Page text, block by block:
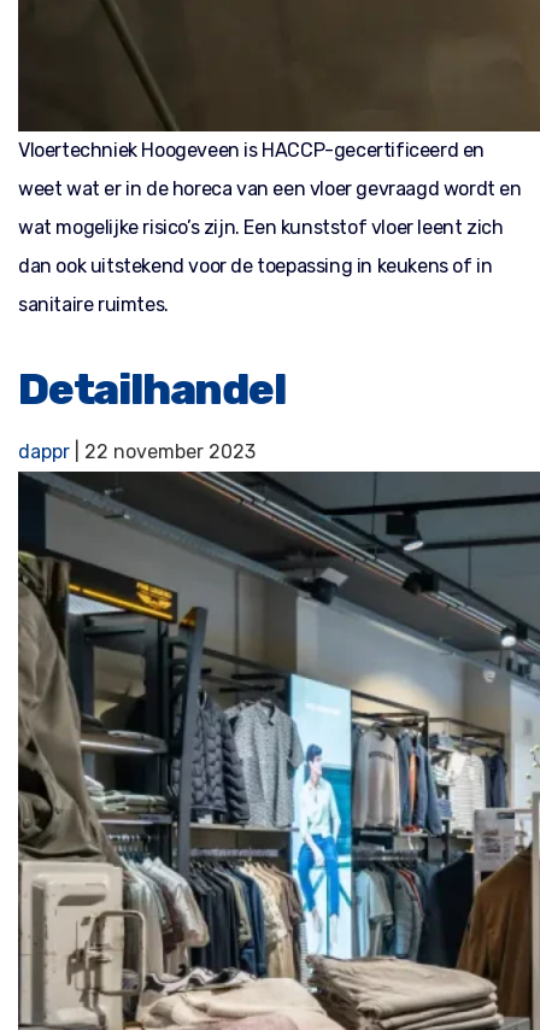
Vloertechniek Hoogeveen is HACCP-gecertificeerd en
weet wat er in de horeca van een vloer gevraagd wordt en
wat mogelijke risico’s zijn. Een kunststof vloer leent zich
dan ook uitstekend voor de toepassing in keukens of in
sanitaire ruimtes.
Detailhandel
dappr 22 november 2023